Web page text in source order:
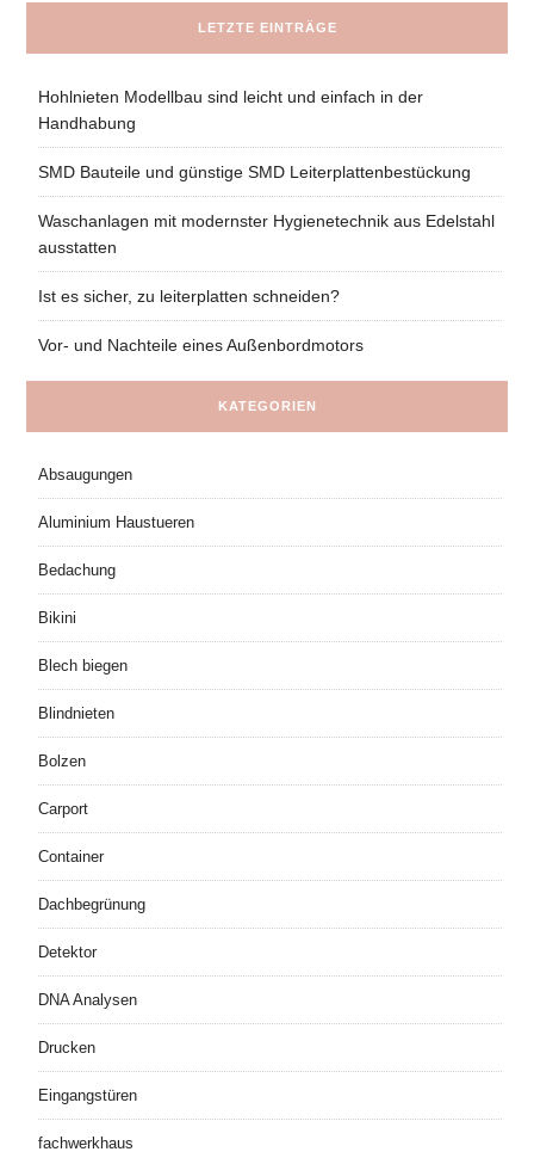
LETZTE EINTRÄGE
Hohlnieten Modellbau sind leicht und einfach in der
Handhabung
SMD Bauteile und günstige SMD Leiterplattenbestückung
Waschanlagen mit modernster Hygienetechnik aus Edelstahl
ausstatten
Ist es sicher, zu leiterplatten schneiden?
Vor- und Nachteile eines Außenbordmotors
KATEGORIEN
Absaugungen
Aluminium Haustueren
Bedachung
Bikini
Blech biegen
Blindnieten
Bolzen
Carport
Container
Dachbegrünung
Detektor
DNA Analysen
Drucken
Eingangstüren
fachwerkhaus